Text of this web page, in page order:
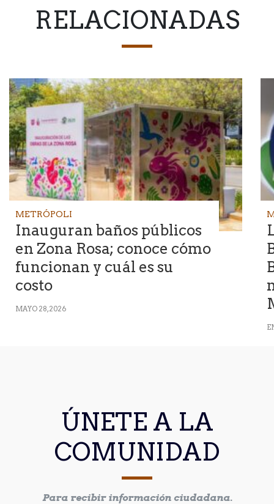
RELACIONADAS
METRÓPOLI
Inauguran baños públicos
en Zona Rosa; conoce cómo
funcionan y cuál es su
costo
MAYO 28, 2026
ÚNETE A LA
COMUNIDAD
Para recibir información ciudadana.